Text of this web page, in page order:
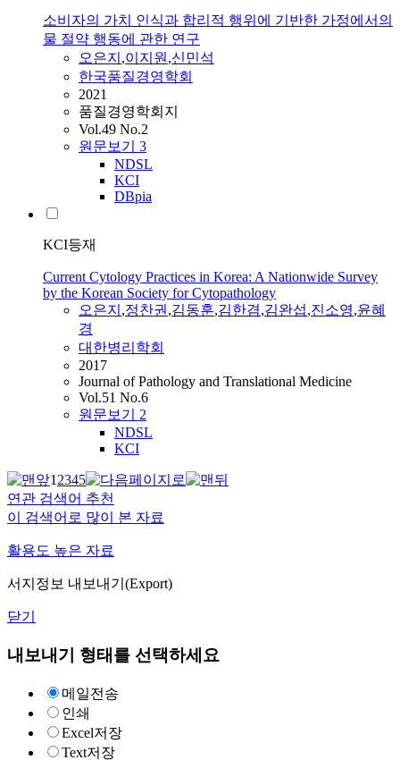
소비자의 가치 인식과 합리적 행위에 기반한 가정에서의
물 절약 행동에 관한 연구
오은지 ,이지원,신민석
한국품질경영학회
2021
품질경영학회지
Vol.49 No.2
원문보기 3
NDSL
KCI
DBpia
KCI등재
Current Cytology Practices in Korea: A Nationwide Survey
by the Korean Society for Cytopathology
오은지 ,정찬권,김동훈,김한겸,김완섭,진소영,윤혜
경
대한병리학회
2017
Journal of Pathology and Translational Medicine
Vol.51 No.6
원문보기 2
NDSL
KCI
12345
연관 검색어 추천
이 검색어로 많이 본 자료
활용도 높은 자료
서지정보 내보내기(Export)
닫기
내보내기 형태를 선택하세요
메일전송
인쇄
Excel저장
Text저장